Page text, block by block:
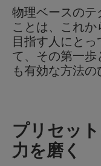
物理ベースのテ
ことは、これ
目指す人にと
て、その第一
も有効な方法の
プリセッ
力を磨く